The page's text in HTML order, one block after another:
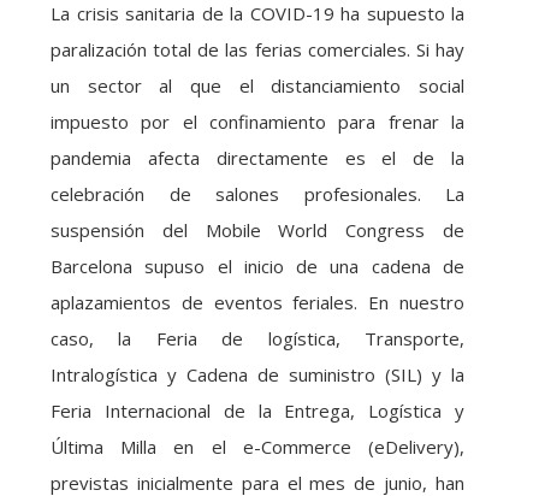
La crisis sanitaria de la COVID-19 ha supuesto la
paralización total de las ferias comerciales. Si hay
un sector al que el distanciamiento social
impuesto por el confinamiento para frenar la
pandemia afecta directamente es el de la
celebración de salones profesionales. La
suspensión del Mobile World Congress de
Barcelona supuso el inicio de una cadena de
aplazamientos de eventos feriales. En nuestro
caso, la Feria de logística, Transporte,
Intralogística y Cadena de suministro (SIL) y la
Feria Internacional de la Entrega, Logística y
Última Milla en el e-Commerce (eDelivery),
previstas inicialmente para el mes de junio, han